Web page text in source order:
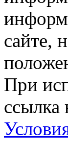
сайте,
При
ссылка